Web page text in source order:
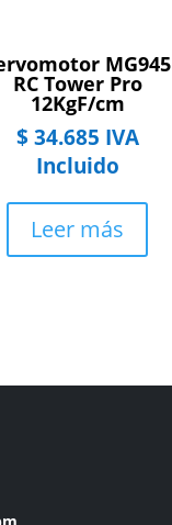
MG945
RC Tower Pro
12KgF/cm
$34.685 IVA
Incluido
Leer más